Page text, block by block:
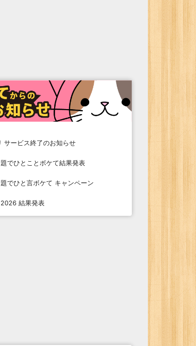
サービス終了のお知らせ
でひとことボケて結果発表
でひと言ボケて キャンペーン
結果発表